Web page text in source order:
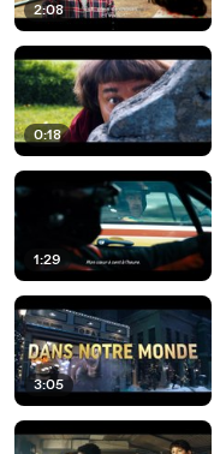
2:08
0:18
1:29
3:05